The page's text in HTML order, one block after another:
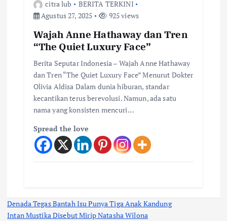
citra lub
BERITA TERKINI
Agustus 27, 2025
925 views
Wajah Anne Hathaway dan Tren
“The Quiet Luxury Face”
Berita Seputar Indonesia – Wajah Anne Hathaway
dan Tren “The Quiet Luxury Face” Menurut Dokter
Olivia Aldisa Dalam dunia hiburan, standar
kecantikan terus berevolusi. Namun, ada satu
nama yang konsisten mencuri…
Spread the love
Denada Tegas Bantah Isu Punya Tiga Anak Kandung
Intan Mustika Disebut Mirip Natasha Wilona